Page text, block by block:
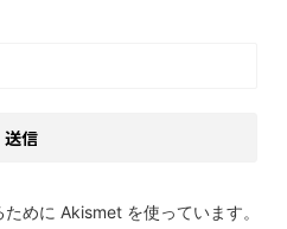
めに Akismet を使っています。